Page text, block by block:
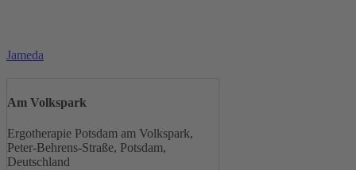
Jameda
Am Volkspark
Ergotherapie Potsdam am Volkspark,
Peter-Behrens-Straße, Potsdam,
Deutschland